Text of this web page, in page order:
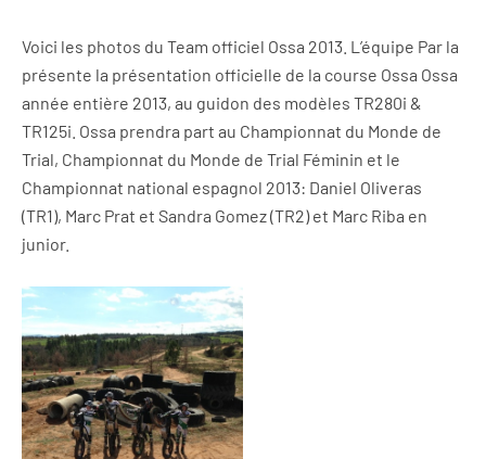
Voici les photos du Team officiel Ossa 2013. L’équipe Par la
présente la présentation officielle de la course Ossa Ossa
année entière 2013, au guidon des modèles TR280i &
TR125i. Ossa prendra part au Championnat du Monde de
Trial, Championnat du Monde de Trial Féminin et le
Championnat national espagnol 2013: Daniel Oliveras
(TR1), Marc Prat et Sandra Gomez (TR2) et Marc Riba en
junior.